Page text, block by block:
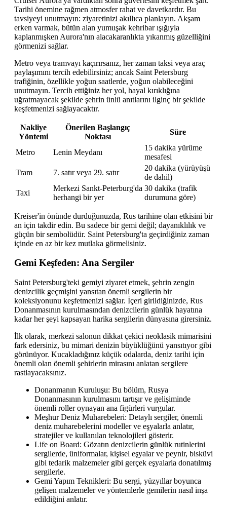
Tarihi önemine rağmen atmosfer rahat ve davetkardır. Bu
tavsiyeyi unutmayın: ziyaretinizi akıllıca planlayın. Akşam
erken varmak, bütün alan yumuşak kehribar ışığıyla
kaplanmışken Aurora'nın alacakaranlıkta yıkanmış güzelliğini
görmenizi sağlar.
Metro veya tramvayı kaçırırsanız, her zaman taksi veya araç
paylaşımını tercih edebilirsiniz; ancak Saint Petersburg
trafiğinin, özellikle yoğun saatlerde, yoğun olabileceğini
unutmayın. Tercih ettiğiniz her yol, hayal kırıklığına
uğratmayacak şekilde şehrin ünlü anıtlarını ilginç bir şekilde
keşfetmenizi sağlayacaktır.
Nakliye
Yöntemi
Önerilen Başlangıç
Noktası
Süre
Metro Lenin Meydanı
15 dakika yürüme
mesafesi
Tram
7. satır veya 29. satır
20 dakika (yürüyüşü
de dahil)
Taxi
Merkezi Sankt-Peterburg'da
herhangi bir yer
30 dakika (trafik
durumuna göre)
Kreiser'in önünde durduğunuzda, Rus tarihine olan etkisini bir
an için takdir edin. Bu sadece bir gemi değil; dayanıklılık ve
güçün bir sembolüdür. Saint Petersburg'ta geçirdiğiniz zaman
içinde en az bir kez mutlaka görmelisiniz.
Gemi Keşfeden: Ana Sergiler
Saint Petersburg'teki gemiyi ziyaret etmek, şehrin zengin
denizcilik geçmişini yansıtan önemli sergilerin bir
koleksiyonunu keşfetmenizi sağlar. İçeri girildiğinizde, Rus
Donanmasının kurulmasından denizcilerin günlük hayatına
kadar her şeyi kapsayan harika sergilerin dünyasına girersiniz.
İlk olarak, merkezi salonun dikkat çekici neoklasik mimarisini
fark edersiniz, bu mimari denizin büyüklüğünü yansıtıyor gibi
görünüyor. Kucakladığınız küçük odalarda, deniz tarihi için
önemli olan önemli şehirlerin mirasını anlatan sergilere
rastlayacaksınız.
Donanmanın Kuruluşu: Bu bölüm, Rusya
Donanmasının kurulmasını tartışır ve gelişiminde
önemli roller oynayan ana figürleri vurgular.
Meşhur Deniz Muharebeleri: Detaylı sergiler, önemli
deniz muharebelerini modeller ve eşyalarla anlatır,
stratejiler ve kullanılan teknolojileri gösterir.
Life on Board: Gözatın denizcilerin günlük rutinlerini
sergilerde, üniformalar, kişisel eşyalar ve peynir, bisküvi
gibi tedarik malzemeler gibi gerçek eşyalarla donatılmış
sergilerle.
Gemi Yapım Teknikleri: Bu sergi, yüzyıllar boyunca
gelişen malzemeler ve yöntemlerle gemilerin nasıl inşa
edildiğini anlatır.